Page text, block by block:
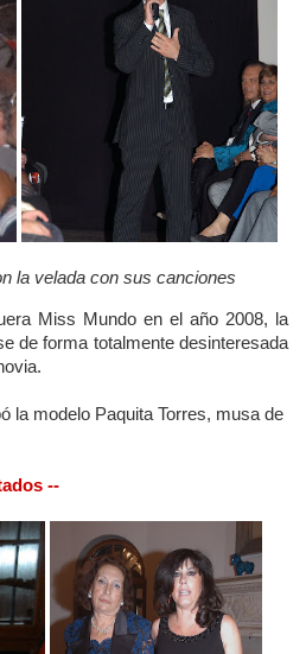
la velada con sus canciones
Miss Mundo en el año 2008, la
de forma totalmente desinteresada
la modelo Paquita Torres, musa de
--